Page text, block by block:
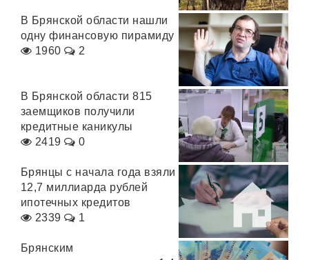
В Брянской области нашли
одну финансовую пирамиду
1960
2
В Брянской области 815
заемщиков получили
кредитные каникулы
2419
0
Брянцы с начала года взяли
12,7 миллиарда рублей
ипотечных кредитов
2339
1
Брянским